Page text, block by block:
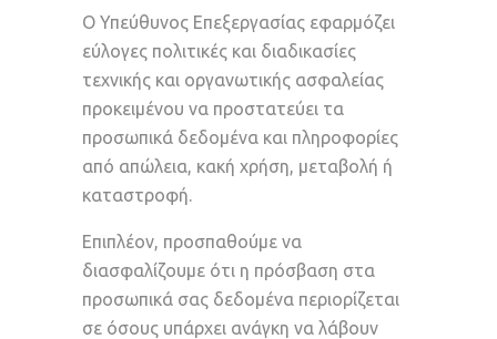
Ο Υπεύθυνος Επεξεργασίας εφαρμόζει
εύλογες πολιτικές και διαδικασίες
τεχνικής και οργανωτικής ασφαλείας
προκειμένου να προστατεύει τα
προσωπικά δεδομένα και πληροφορίες
από απώλεια, κακή χρήση, μεταβολή ή
καταστροφή.
Επιπλέον, προσπαθούμε να
διασφαλίζουμε ότι η πρόσβαση στα
προσωπικά σας δεδομένα περιορίζεται
σε όσους υπάρχει ανάγκη να λάβουν